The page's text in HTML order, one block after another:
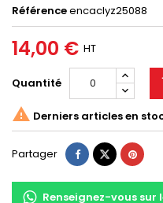
Référenceencaclyz25088
14,00 € HT
Quantité
 Derniers articles en
Partager
Renseignez-vous sur